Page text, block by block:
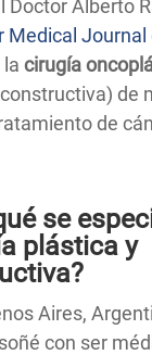
Doctor Alberto
Medical Journal
la cirugía
de
de
se
plástica y
Aires,
con ser